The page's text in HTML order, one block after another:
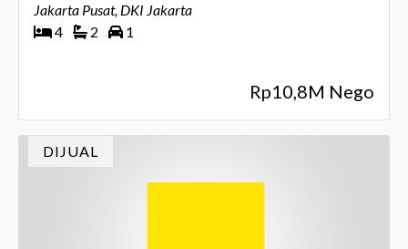
Jakarta Pusat, DKI Jakarta
4
2 1
Rp10,8M Nego
DIJUAL